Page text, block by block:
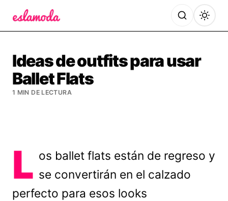
Ideas de outfits para usar
Ballet Flats
1 MIN DE LECTURA
L os ballet flats están de regreso y
se convertirán en el calzado
perfecto para esos looks